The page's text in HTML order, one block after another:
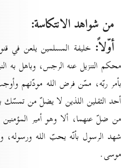
من شواهد الانتكاسة:
أوّلاً: خليفة المسلمين يلعن في
محكم التنزيل عنه الرجس، وباهل به
بأمر ربّه، ممّن فرض الله مودّتهم
أحد الثقلين اللذين لا يضلّ من تمسّك
من ضلّ عنهما، ألا وهو أمير المؤمنين
شهد الرسول بأنّه يحبّ الله ورسوله،
موسى.